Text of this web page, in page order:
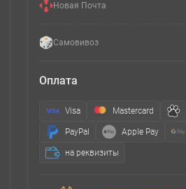
Новая Почта
Самовивоз
Оплата
Visa Mastercard
PayPal Apple Pay
на реквизиты